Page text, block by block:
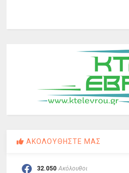
ΑΚΟΛΟΥΘΗΣΤΕ ΜΑΣ
32.050 Ακόλουθοι